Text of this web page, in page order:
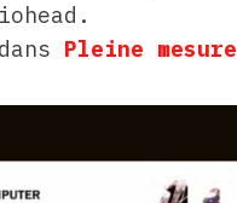
Pleine mesure